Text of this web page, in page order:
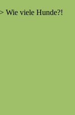
> Wie viele Hunde?!